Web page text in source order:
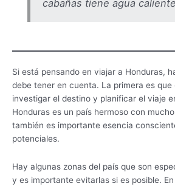
cabañas tiene agua caliente
Si está pensando en viajar a Honduras,
debe tener en cuenta. La primera es
investigar el destino y planificar el viaje
Honduras es un país hermoso con
también es importante esencia
potenciales.
Hay algunas zonas del país que son
y es importante evitarlas si es posible.